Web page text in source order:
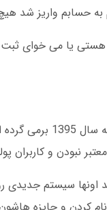
هستی یا می خوای
تاریخچه پیش بینی
نبودن و کاربران
شد اونها سیستم